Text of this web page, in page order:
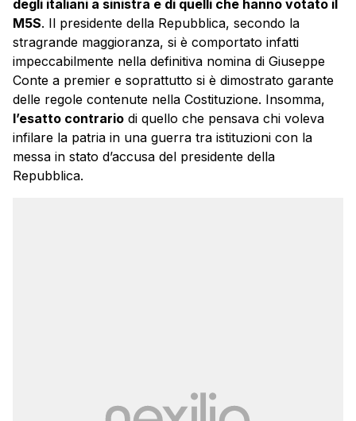
degli italiani a sinistra e di quelli che hanno votato il
M5S. Il presidente della Repubblica, secondo la
stragrande maggioranza, si è comportato infatti
impeccabilmente nella definitiva nomina di Giuseppe
Conte a premier e soprattutto si è dimostrato garante
delle regole contenute nella Costituzione. Insomma,
l’esatto contrario di quello che pensava chi voleva
infilare la patria in una guerra tra istituzioni con la
messa in stato d’accusa del presidente della
Repubblica.